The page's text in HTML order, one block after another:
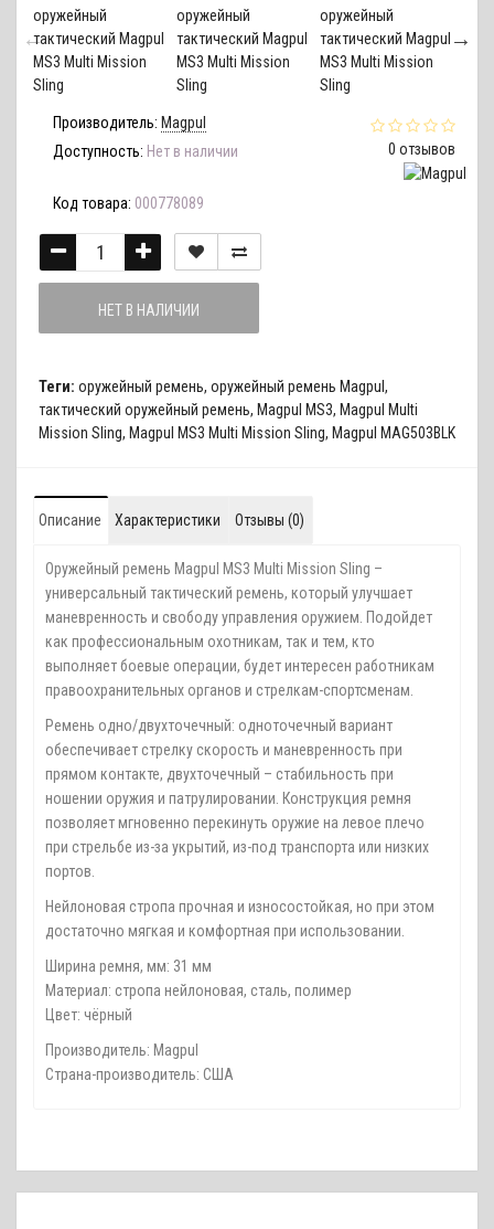
0 отзывов
Производитель: Magpul
Доступность: Нет в наличии
Код товара: 000778089
НЕТ В НАЛИЧИИ
Теги: оружейный ремень, оружейный ремень Magpul ,
тактический оружейный ремень, Magpul MS3, Magpul Multi
Mission Sling, Magpul MS3 Multi Mission Sling, Magpul MAG503BLK
Описание Характеристики Отзывы (0)
Оружейный ремень Magpul MS3 Multi Mission Sling –
универсальный тактический ремень, который улучшает
маневренность и свободу управления оружием. Подойдет
как профессиональным охотникам, так и тем, кто
выполняет боевые операции, будет интересен работникам
правоохранительных органов и стрелкам-спортсменам.
Ремень одно/двухточечный: одноточечный вариант
обеспечивает стрелку скорость и маневренность при
прямом контакте, двухточечный – стабильность при
ношении оружия и патрулировании. Конструкция ремня
позволяет мгновенно перекинуть оружие на левое плечо
при стрельбе из-за укрытий, из-под транспорта или низких
портов.
Нейлоновая стропа прочная и износостойкая, но при этом
достаточно мягкая и комфортная при использовании.
Ширина ремня, мм: 31 мм
Материал: стропа нейлоновая, сталь, полимер
Цвет: чёрный
Производитель: Magpul
Страна-производитель: США